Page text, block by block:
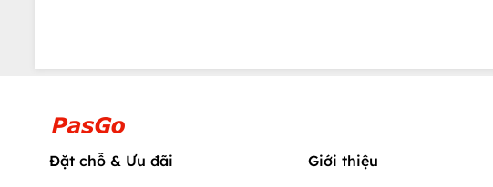
Đặt chỗ & Ưu đãi Giới thiệu